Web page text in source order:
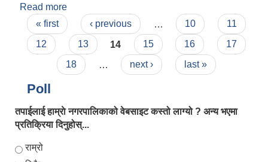
Read more
Pages
« first ‹ previous 10
11
12
13 14 15 16
17
18
next › last »
Poll
तपाईलाई हाम्राे नगरपालिकाको वेबसाइट कस्तो लाग्यो ? अन्य भएमा
प्रतिक्रिया दिनुहोस्...
Choices
राम्रो